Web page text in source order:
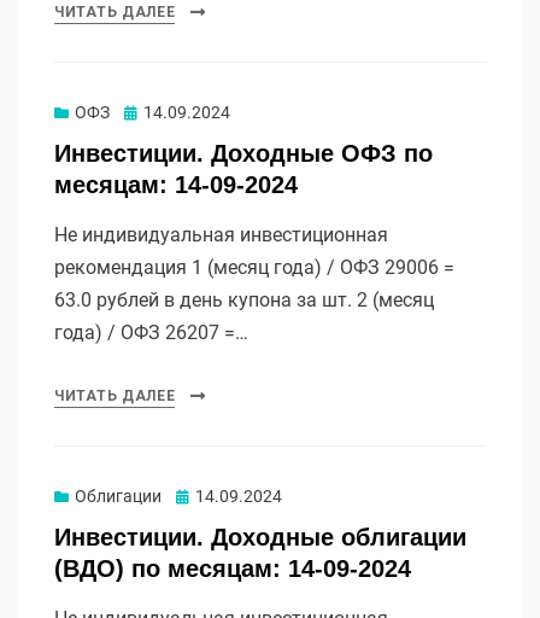
ЧИТАТЬ ДАЛЕЕ
ОФЗ Опубликовано
14.09.2024
Инвестиции. Доходные ОФЗ по
месяцам: 14-09-2024
Не индивидуальная инвестиционная
рекомендация 1 (месяц года) / ОФЗ 29006 =
63.0 рублей в день купона за шт. 2 (месяц
года) / ОФЗ 26207 =…
ЧИТАТЬ ДАЛЕЕ
Облигации Опубликовано
14.09.2024
Инвестиции. Доходные облигации
(ВДО) по месяцам: 14-09-2024